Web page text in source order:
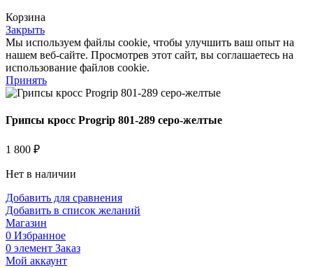
Корзина
Закрыть
Мы используем файлы cookie, чтобы улучшить ваш опыт на
нашем веб-сайте. Просмотрев этот сайт, вы соглашаетесь на
использование файлов cookie.
Принять
Грипсы кросс Progrip 801-289 серо-желтые
1 800 ₽
Нет в наличии
Добавить для сравнения
Добавить в список желаний
Магазин
0 Избранное
0 элемент Заказ
Мой аккаунт